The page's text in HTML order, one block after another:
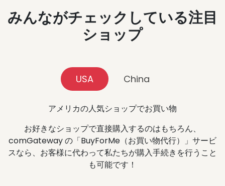
みんながチェックしている注目
ショップ
USA China
アメリカの人気ショップでお買い物
お好きなショップで直接購入するのはもちろん、
comGateway の「BuyForMe（お買い物代行）」サービ
スなら、お客様に代わって私たちが購入手続きを行うこと
も可能です！